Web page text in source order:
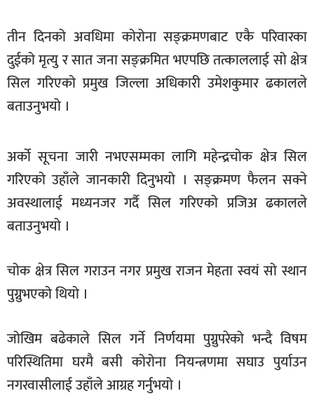
अन्तरबार्ता
खेलकुद
फोटो
/
भिडियो
अन्य
शिक्षा
स्वास्थ्य
तीन दिनको अवधिमा कोरोना सङ्क्रमणबाट एकै परिवारका
दुईको मृत्यु र सात जना सङ्क्रमित भएपछि तत्काललाई सो क्षेत्र
सिल गरिएको प्रमुख जिल्ला अधिकारी उमेशकुमार ढकालले
बताउनुभयो ।
अर्को सूचना जारी नभएसम्मका लागि महेन्द्रचोक क्षेत्र सिल
गरिएको उहाँले जानकारी दिनुभयो । सङ्क्रमण फैलन सक्ने
अवस्थालाई मध्यनजर गर्दै सिल गरिएको प्रजिअ ढकालले
बताउनुभयो ।
चोक क्षेत्र सिल गराउन नगर प्रमुख राजन मेहता स्वयं सो स्थान
पुग्नुभएको थियो ।
जोखिम बढेकाले सिल गर्ने निर्णयमा पुग्नुपरेको भन्दै विषम
परिस्थितिमा घरमै बसी कोरोना नियन्त्रणमा सघाउ पुर्याउन
नगरवासीलाई उहाँले आग्रह गर्नुभयो ।